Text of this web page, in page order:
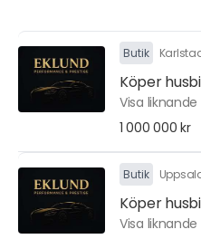
Butik
Köper
Visa liknande
1 000 000 kr
Butik
Köper
Visa liknande